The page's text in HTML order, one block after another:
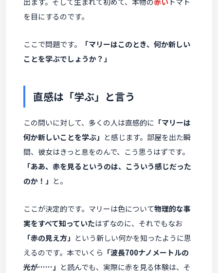
を目にするのです。
ここで問題です。
「マリーはこのとき、何か新しい
ことを学ぶでしょうか？」
直感は「学ぶ」と言う
この問いに対して、多くの人は直感的に 「マリーは
何か新しいことを学ぶ」 と感じます。部屋を出た瞬
間、彼女はきっと息をのんで、こう思うはずです。
「ああ、赤を見るというのは、こういう感じだった
のか！」 と。
ここが決定的です。マリーは色について物理的な事
実をすべて知っていたはずなのに、それでもなお
「赤の見え方」 という新しい何かを知ったように思
えるのです。本でいくら 「波長700ナノメートルの
光が……」 と読んでも、実際に赤を見る体験は、そ